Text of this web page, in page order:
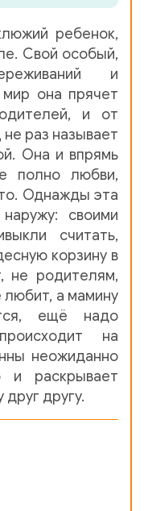
ребенок,
Свой особый,
и
она прячет
и от
раз называет
Она и впрямь
полно любви,
Однажды эта
своими
считать,
корзину в
не родителям,
любит, а мамину
ещё надо
на
неожиданно
и раскрывает
другу.